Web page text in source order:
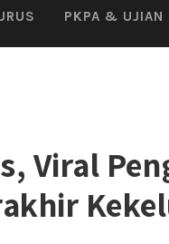
PKPA & UJIAN
Viral